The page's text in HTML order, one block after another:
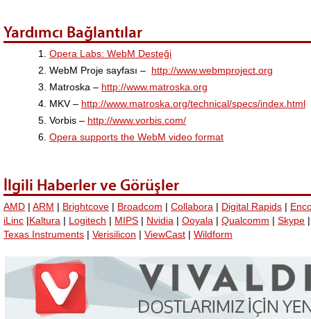
Yardımcı Bağlantılar
Opera Labs: WebM Desteği
WebM Proje sayfası – http://www.webmproject.org
Matroska – http://www.matroska.org
MKV – http://www.matroska.org/technical/specs/index.html
Vorbis – http://www.vorbis.com/
Opera supports the WebM video format
İlgili Haberler ve Görüşler
AMD | ARM | Brightcove | Broadcom | Collabora | Digital Rapids |
iLinc |Kaltura | Logitech | MIPS | Nvidia | Ooyala | Qualcomm | Skype
Texas Instruments | Verisilicon | ViewCast | Wildform